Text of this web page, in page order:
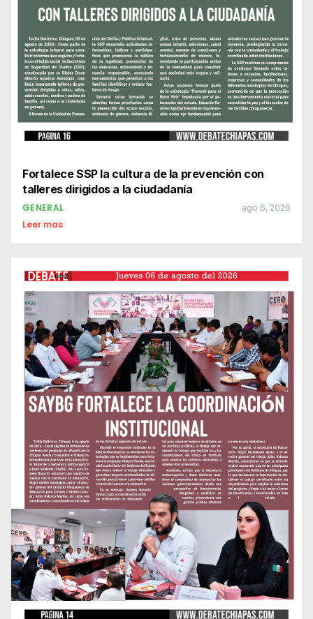
Fortalece SSP la cultura de la prevención con
talleres dirigidos a la ciudadanía
GENERAL ago 6, 2026
Leer mas